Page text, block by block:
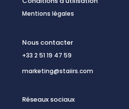
Mentions légales
Nous contacter
+33 2 51 19 47 59
marketing@staiirs.com
Réseaux sociaux